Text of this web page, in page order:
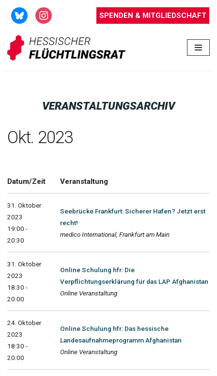
Zum
Inhalt
springen
SPENDEN & MITGLIEDSCHAFT
VERANSTALTUNGSARCHIV
Okt. 2023
Datum/Zeit Veranstaltung
31. Oktober
2023
19:00 -
20:30
Seebrücke Frankfurt: Sicherer Hafen? Jetzt erst
recht!
medico International, Frankfurt am Main
31. Oktober
2023
18:30 -
20:00
Online Schulung hfr: Die
Verpflichtungserklärung für das LAP Afghanistan
Online Veranstaltung
24. Oktober
2023
18:30 -
20:00
Online Schulung hfr: Das hessische
Landesaufnahmeprogramm Afghanistan
Online Veranstaltung